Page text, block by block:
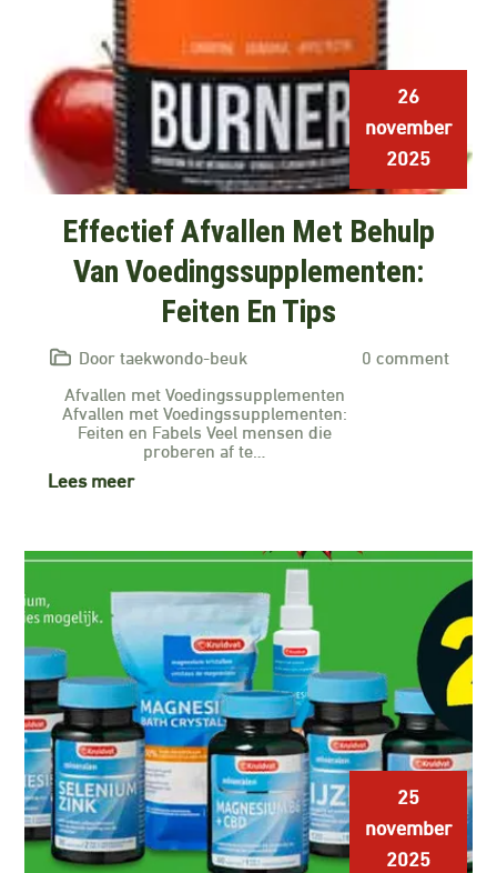
26
november
2025
Effectief Afvallen Met Behulp
Van Voedingssupplementen:
Feiten En Tips
Door taekwondo-beuk
0 comment
Afvallen met Voedingssupplementen
Afvallen met Voedingssupplementen:
Feiten en Fabels Veel mensen die
proberen af te…
Lees meer
25
november
2025